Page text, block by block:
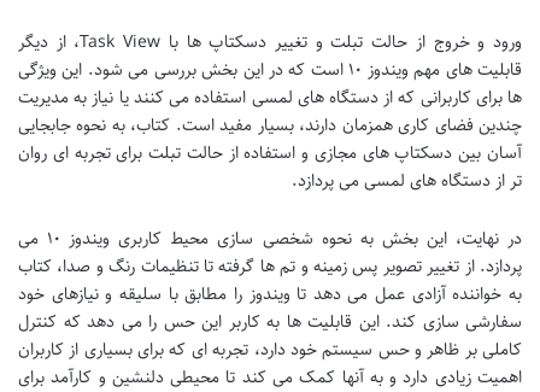
ورود و خروج از حالت تبلت و تغییر دسکتاپ ها با Task View، از دیگر
قابلیت های مهم ویندوز ۱۰ است که در این بخش بررسی می شود. این ویژگی
ها برای کاربرانی که از دستگاه های لمسی استفاده می کنند یا نیاز به مدیریت
چندین فضای کاری همزمان دارند، بسیار مفید است. کتاب، به نحوه جابجایی
آسان بین دسکتاپ های مجازی و استفاده از حالت تبلت برای تجربه ای روان
تر از دستگاه های لمسی می پردازد.
در نهایت، این بخش به نحوه شخصی سازی محیط کاربری ویندوز ۱۰ می
پردازد. از تغییر تصویر پس زمینه و تم ها گرفته تا تنظیمات رنگ و صدا، کتاب
به خواننده آزادی عمل می دهد تا ویندوز را مطابق با سلیقه و نیازهای خود
سفارشی سازی کند. این قابلیت ها به کاربر این حس را می دهد که کنترل
کاملی بر ظاهر و حس سیستم خود دارد، تجربه ای که برای بسیاری از کاربران
اهمیت زیادی دارد و به آنها کمک می کند تا محیطی دلنشین و کارآمد برای